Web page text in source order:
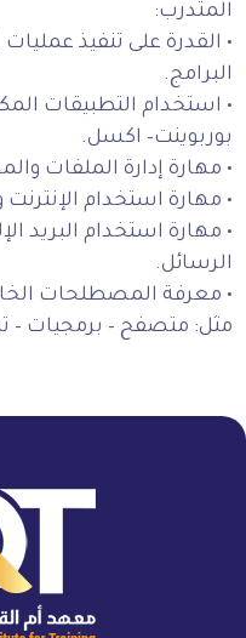
المتدرب:
• القدرة على تنفيذ
البرامج.
• استخدام التطبيقات
بوربوينت– اكسل.
• مهارة إدارة الملفات
• مهارة استخدام
• مهارة استخدام البريد
الرسائل.
• معرفة المصطلحات
مثل: متصفح – برمجيات –